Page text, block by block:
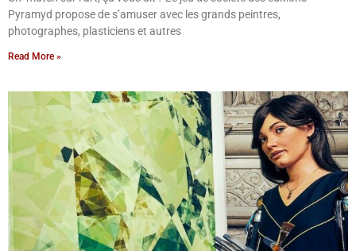
Pyramyd propose de s’amuser avec les grands peintres,
photographes, plasticiens et autres
Read More »